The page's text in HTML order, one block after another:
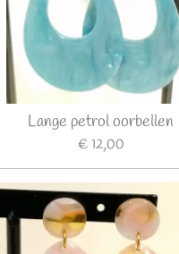
Lange petrol oorbellen
€ 12,00